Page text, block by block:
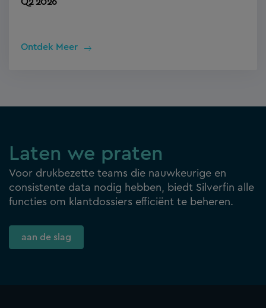
Ontdek Meer
Laten we praten
Voor drukbezette teams die nauwkeurige en
consistente data nodig hebben, biedt Silverfin alle
functies om klantdossiers efficiënt te beheren.
aan de slag